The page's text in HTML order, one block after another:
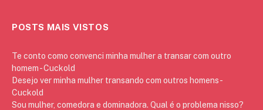
POSTS MAIS VISTOS
Te conto como convenci minha mulher a transar com outro
homem - Cuckold
Desejo ver minha mulher transando com outros homens -
Cuckold
Sou mulher, comedora e dominadora. Qual é o problema nisso?